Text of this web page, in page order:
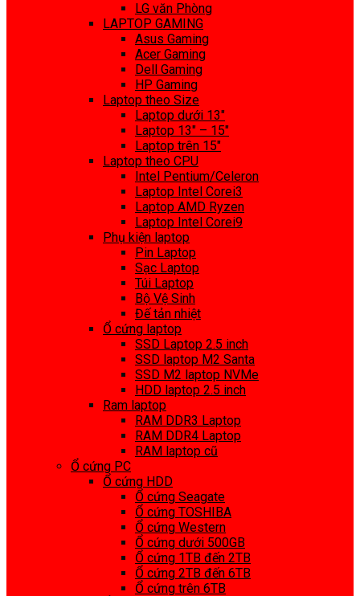
LG văn Phòng
LAPTOP GAMING
Asus Gaming
Acer Gaming
Dell Gaming
HP Gaming
Laptop theo Size
Laptop dưới 13″
Laptop 13″ – 15″
Laptop trên 15″
Laptop theo CPU
Intel Pentium/Celeron
Laptop Intel Corei3
Laptop AMD Ryzen
Laptop Intel Corei9
Phụ kiện laptop
Pin Laptop
Sạc Laptop
Túi Laptop
Bộ Vệ Sinh
Đế tản nhiệt
Ổ cứng laptop
SSD Laptop 2.5 inch
SSD laptop M2 Santa
SSD M2 laptop NVMe
HDD laptop 2.5 inch
Ram laptop
RAM DDR3 Laptop
RAM DDR4 Laptop
RAM laptop cũ
Ổ cứng PC
Ổ cứng HDD
Ổ cứng Seagate
Ổ cứng TOSHIBA
Ổ cứng Western
Ổ cứng dưới 500GB
Ổ cứng 1TB đến 2TB
Ổ cứng 2TB đến 6TB
Ổ cứng trên 6TB